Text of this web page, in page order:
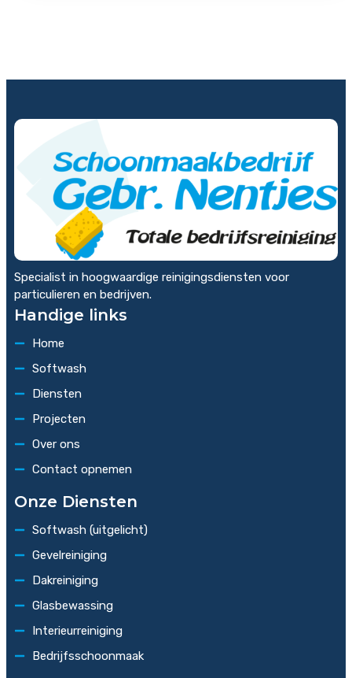
Specialist in hoogwaardige reinigingsdiensten voor
particulieren en bedrijven.
Handige links
Home
Softwash
Diensten
Projecten
Over ons
Contact opnemen
Onze Diensten
Softwash (uitgelicht)
Gevelreiniging
Dakreiniging
Glasbewassing
Interieurreiniging
Bedrijfsschoonmaak